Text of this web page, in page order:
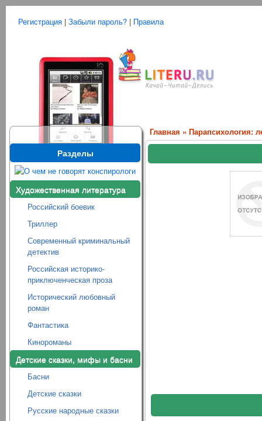
Регистрация | Забыли пароль? | Правила
Разделы
Художественная литература
Российский боевик
Триллер
Современный криминальный
детектив
Российская историко-
приключенческая проза
Исторический любовный
роман
Фантастика
Кинороманы
Детские сказки, мифы и басни
Басни
Детские сказки
Русские народные сказки
Главная » Парапсихология: